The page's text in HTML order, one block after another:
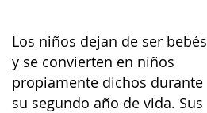
Los niños dejan de ser bebés
y se convierten en niños
propiamente dichos durante
su segundo año de vida. Sus